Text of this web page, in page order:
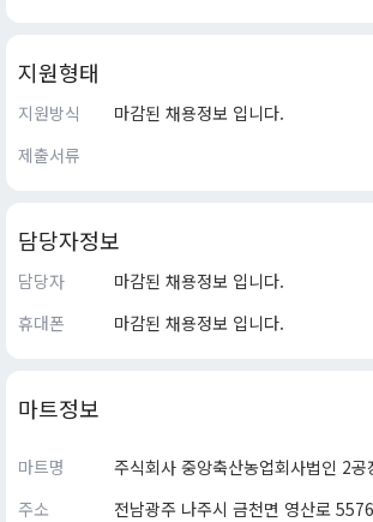
지원형태
지원방식
마감된 채용정보 입니다.
제출서류
담당자정보
담당자
마감된 채용정보 입니다.
휴대폰
마감된 채용정보 입니다.
마트정보
마트명
주식회사 중앙축산농업회사법인 2공
주소
전남광주 나주시 금천면 영산로